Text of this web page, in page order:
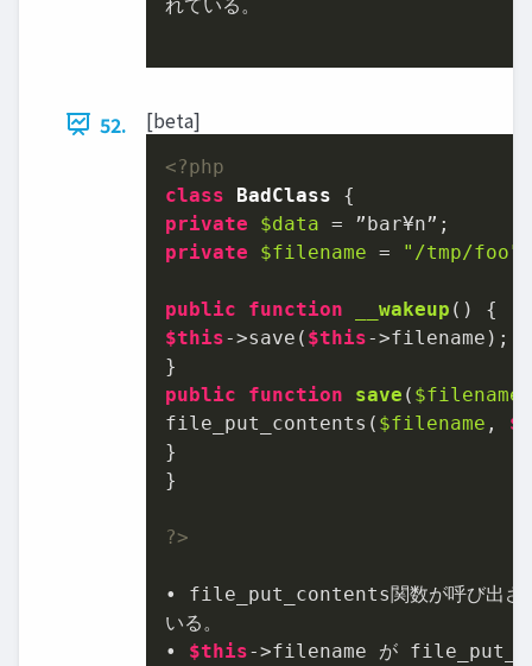
れている。
52. [beta]
<?php
class
BadClass
private
$data
private
$filename = "/tmp/foo"
public function __wakeup ( )
$this->save( $this->filename);
public
function save ( $filename
file_put_contents( $filename ,
}
}
?>
• file_put_contents関数が呼び出さ
いる。
• $this->filename が